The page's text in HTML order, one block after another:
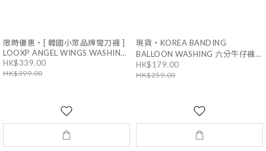
限時優惠・[ 韓國小眾品牌彎刀褲 ]
LOOXP ANGEL WINGS WASHING
WIDE BALLOON PANTS｜3色 男
女同款
HK$339.00
HK$399.00
現貨・KOREA BANDING
BALLOON WASHING 六分牛仔褲｜
2色 男女通用
HK$179.00
HK$259.00